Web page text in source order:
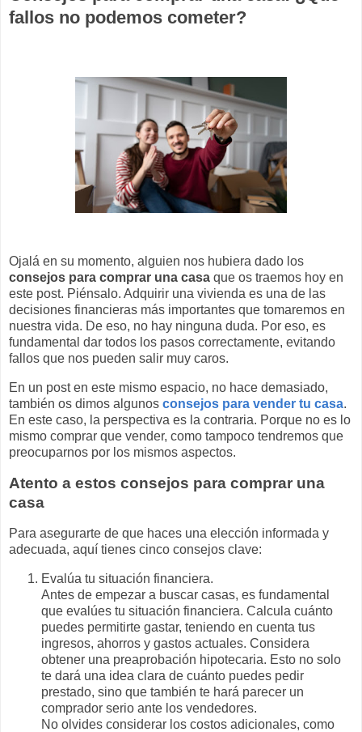
fallos no podemos cometer?
Ojalá en su momento, alguien nos hubiera dado los
consejos para comprar una casa que os traemos hoy en
este post. Piénsalo. Adquirir una vivienda es una de las
decisiones financieras más importantes que tomaremos en
nuestra vida. De eso, no hay ninguna duda. Por eso, es
fundamental dar todos los pasos correctamente, evitando
fallos que nos pueden salir muy caros.
En un post en este mismo espacio, no hace demasiado,
también os dimos algunos consejos para vender tu casa.
En este caso, la perspectiva es la contraria. Porque no es lo
mismo comprar que vender, como tampoco tendremos que
preocuparnos por los mismos aspectos.
Atento a estos consejos para comprar una
casa
Para asegurarte de que haces una elección informada y
adecuada, aquí tienes cinco consejos clave:
Evalúa tu situación financiera.
Antes de empezar a buscar casas, es fundamental
que evalúes tu situación financiera. Calcula cuánto
puedes permitirte gastar, teniendo en cuenta tus
ingresos, ahorros y gastos actuales. Considera
obtener una preaprobación hipotecaria. Esto no solo
te dará una idea clara de cuánto puedes pedir
prestado, sino que también te hará parecer un
comprador serio ante los vendedores.
No olvides considerar los costos adicionales, como